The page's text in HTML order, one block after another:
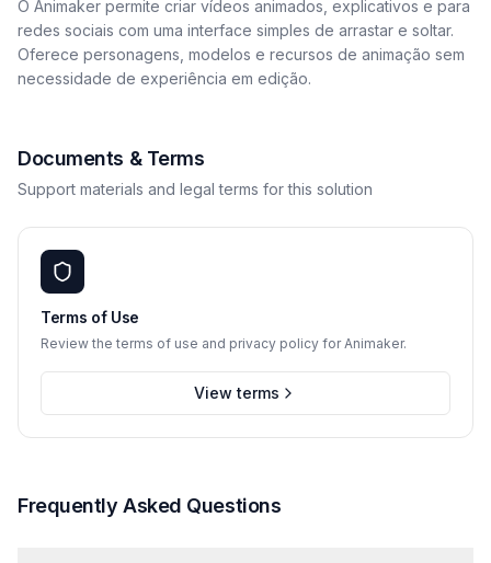
O Animaker permite criar vídeos animados, explicativos e para
redes sociais com uma interface simples de arrastar e soltar.
Oferece personagens, modelos e recursos de animação sem
necessidade de experiência em edição.
Documents & Terms
Support materials and legal terms for this solution
Terms of Use
Review the terms of use and privacy policy for Animaker.
View terms
Frequently Asked Questions